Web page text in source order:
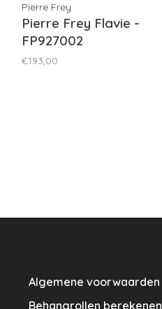
Pierre Frey
Pierre Frey Flavie -
FP927002
€193,00
Algemene voorwaarden
Behangrollen berekenen